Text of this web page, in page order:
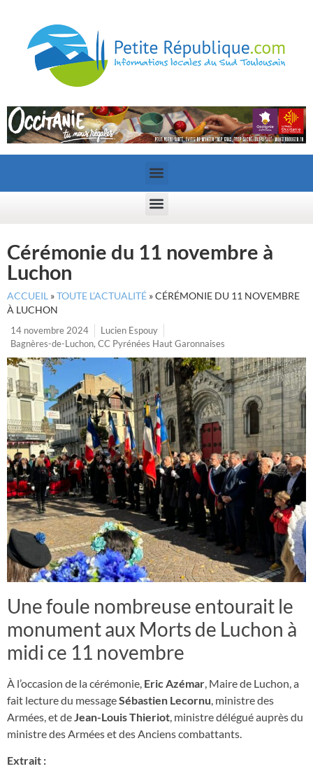
Cérémonie du 11 novembre à
Luchon
ACCUEIL »TOUTE L’ACTUALITÉ »CÉRÉMONIE DU 11 NOVEMBRE
À LUCHON
14 novembre 2024
Lucien Espouy
Bagnères-de-Luchon, CC Pyrénées Haut Garonnaises
Une foule nombreuse entourait le
monument aux Morts de Luchon à
midi ce 11 novembre
À l’occasion de la cérémonie, Eric Azémar, Maire de Luchon, a
fait lecture du messageSébastien Lecornu, ministre des
Armées, et deJean-Louis Thieriot, ministre délégué auprès du
ministre des Armées et des Anciens combattants.
Extrait :